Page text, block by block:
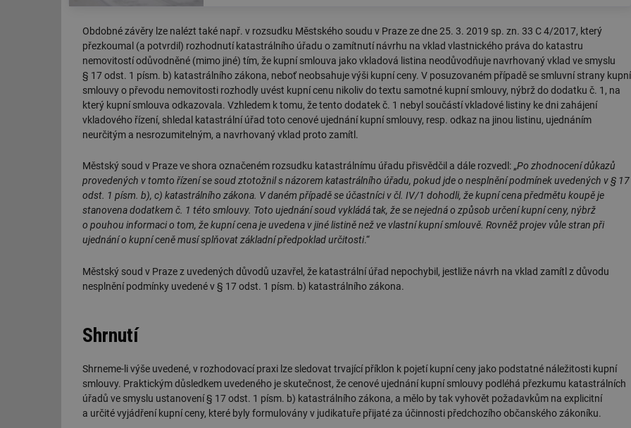
Obdobné závěry lze nalézt také např. v rozsudku Městského soudu v Praze ze dne 25. 3. 2019 sp. zn. 33 C 4/2017, který
přezkoumal (a potvrdil) rozhodnutí katastrálního úřadu o zamítnutí návrhu na vklad vlastnického práva do katastru
nemovitostí odůvodněné (mimo jiné) tím, že kupní smlouva jako vkladová listina neodůvodňuje navrhovaný vklad ve smyslu
§ 17 odst. 1 písm. b) katastrálního zákona, neboť neobsahuje výši kupní ceny. V posuzovaném případě se smluvní strany kupní
smlouvy o převodu nemovitosti rozhodly uvést kupní cenu nikoliv do textu samotné kupní smlouvy, nýbrž do dodatku č. 1, na
který kupní smlouva odkazovala. Vzhledem k tomu, že tento dodatek č. 1 nebyl součástí vkladové listiny ke dni zahájení
vkladového řízení, shledal katastrální úřad toto cenové ujednání kupní smlouvy, resp. odkaz na jinou listinu, ujednáním
neurčitým a nesrozumitelným, a navrhovaný vklad proto zamítl.
Městský soud v Praze ve shora označeném rozsudku katastrálnímu úřadu přisvědčil a dále rozvedl: „Po zhodnocení důkazů
provedených v tomto řízení se soud ztotožnil s názorem katastrálního úřadu, pokud jde o nesplnění podmínek uvedených v § 17
odst. 1 písm. b), c) katastrálního zákona. V daném případě se účastníci v čl. IV/1 dohodli, že kupní cena předmětu koupě je
stanovena dodatkem č. 1 této smlouvy. Toto ujednání soud vykládá tak, že se nejedná o způsob určení kupní ceny, nýbrž
o pouhou informaci o tom, že kupní cena je uvedena v jiné listině než ve vlastní kupní smlouvě. Rovněž projev vůle stran při
ujednání o kupní ceně musí splňovat základní předpoklad určitosti.“
Městský soud v Praze z uvedených důvodů uzavřel, že katastrální úřad nepochybil, jestliže návrh na vklad zamítl z důvodu
nesplnění podmínky uvedené v § 17 odst. 1 písm. b) katastrálního zákona.
Shrnutí
Shrneme-li výše uvedené, v rozhodovací praxi lze sledovat trvající příklon k pojetí kupní ceny jako podstatné náležitosti kupní
smlouvy. Praktickým důsledkem uvedeného je skutečnost, že cenové ujednání kupní smlouvy podléhá přezkumu katastrálních
úřadů ve smyslu ustanovení § 17 odst. 1 písm. b) katastrálního zákona, a mělo by tak vyhovět požadavkům na explicitní
a určité vyjádření kupní ceny, které byly formulovány v judikatuře přijaté za účinnosti předchozího občanského zákoníku.
id
vytapeni.tzb-
info.cz
10 let Tento soubor cookie se používá k
id
stavba.tzb-
info.cz
10 let Tento soubor cookie se používá k
_hjFirstSeen
Hotjar Ltd
.tzb-info.cz
29 minut
59 sekund
Soubor cookie je nastaven tak, aby
začátek cesty uživatele pro celkový počet
žádné identifikovatelné informace.
id
_hjIncludedInSessionSample
Hotjar Ltd
vetrani.tzb-
info.cz
1 minuta
59 sekund
Tento soubor cookie je nastaven tak,
o tom, zda je tento návštěvník zahrnut
definovaného denním limitem relace
id
voda.tzb-
info.cz
10 let Tento soubor cookie se používá k
id
kalkulator.tzb-
id oze.tzb-info.cz 10 let
Tento soubor cookie se používá k
_hjIncludedInSessionSample
Hotjar Ltd
Konec názvu je jedinečné číslo, které je
přidruženého účtu Google Analytics.
id
energetika.tzb-
info.cz
10 let Tento soubor cookie se používá k